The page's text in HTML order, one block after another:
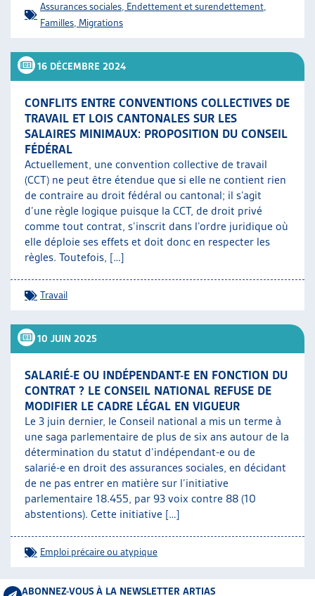
Assurances sociales, Endettement et surendettement,
Familles, Migrations
16 DÉCEMBRE 2024
CONFLITS ENTRE CONVENTIONS COLLECTIVES DE
TRAVAIL ET LOIS CANTONALES SUR LES
SALAIRES MINIMAUX: PROPOSITION DU CONSEIL
FÉDÉRAL
Actuellement, une convention collective de travail
(CCT) ne peut être étendue que si elle ne contient rien
de contraire au droit fédéral ou cantonal; il s’agit
d’une règle logique puisque la CCT, de droit privé
comme tout contrat, s’inscrit dans l’ordre juridique où
elle déploie ses effets et doit donc en respecter les
règles. Toutefois, […]
Travail
10 JUIN 2025
SALARIÉ-E OU INDÉPENDANT-E EN FONCTION DU
CONTRAT ? LE CONSEIL NATIONAL REFUSE DE
MODIFIER LE CADRE LÉGAL EN VIGUEUR
Le 3 juin dernier, le Conseil national a mis un terme à
une saga parlementaire de plus de six ans autour de la
détermination du statut d’indépendant-e ou de
salarié-e en droit des assurances sociales, en décidant
de ne pas entrer en matière sur l’initiative
parlementaire 18.455, par 93 voix contre 88 (10
abstentions). Cette initiative […]
Emploi précaire ou atypique
ABONNEZ-VOUS À LA NEWSLETTER ARTIAS